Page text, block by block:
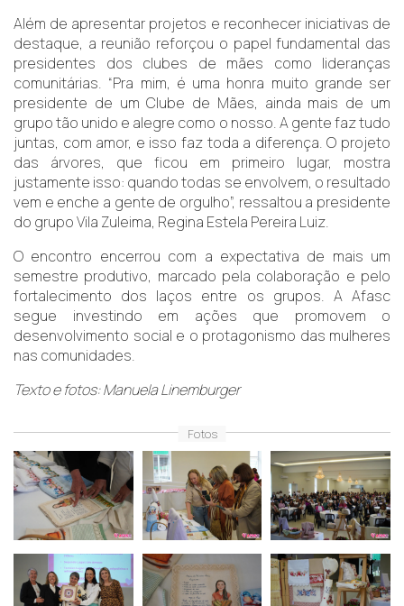
Além de apresentar projetos e reconhecer iniciativas de
destaque, a reunião reforçou o papel fundamental das
presidentes dos clubes de mães como lideranças
comunitárias. “Pra mim, é uma honra muito grande ser
presidente de um Clube de Mães, ainda mais de um
grupo tão unido e alegre como o nosso. A gente faz tudo
juntas, com amor, e isso faz toda a diferença. O projeto
das árvores, que ficou em primeiro lugar, mostra
justamente isso: quando todas se envolvem, o resultado
vem e enche a gente de orgulho”, ressaltou a presidente
do grupo Vila Zuleima, Regina Estela Pereira Luiz.
O encontro encerrou com a expectativa de mais um
semestre produtivo, marcado pela colaboração e pelo
fortalecimento dos laços entre os grupos. A Afasc
segue investindo em ações que promovem o
desenvolvimento social e o protagonismo das mulheres
nas comunidades.
Texto e fotos: Manuela Linemburger
Fotos